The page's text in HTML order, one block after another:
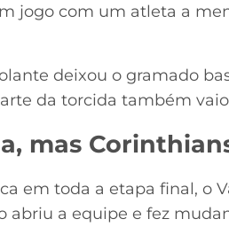
jogo com um atleta a
deixou o gramado
da torcida também
mas
em toda a etapa final, o
abriu a equipe e fez